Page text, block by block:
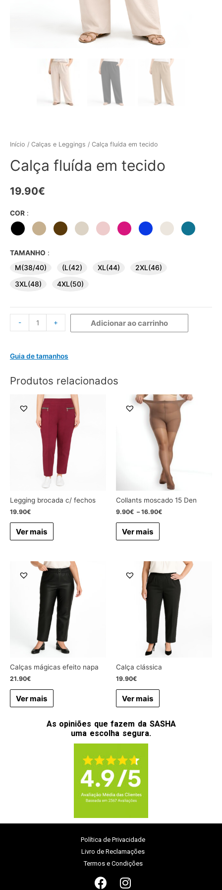
Início / Calças e Leggings / Calça fluída em tecido
Calça fluída em tecido
19.90€
COR :
TAMANHO :
M(38/40) (L(42) XL(44)
2XL(46)
3XL(48)
4XL(50)
- + Adicionar ao carrinho
Guia de tamanhos
Produtos relacionados
Legging brocada c/ fechos
19.90€
Ver mais
Collants moscado 15 Den
9.90€ –16.90€
Ver mais
Calças mágicas efeito napa
21.90€
Ver mais
Calça clássica
19.90€
Ver mais
As opiniões que fazem da SASHA
uma escolha segura.
Política de Privacidade
Livro de Reclamações
Termos e Condições